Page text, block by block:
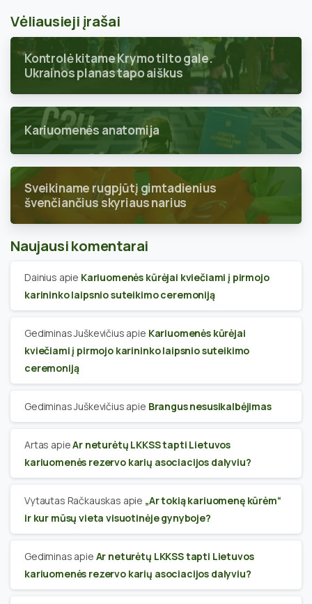
Vėliausieji įrašai
Kontrolė kitame Krymo tilto gale.
Ukrainos planas tapo aiškus
Kariuomenės anatomija
Sveikiname rugpjūtį gimtadienius
švenčiančius skyriaus narius
Naujausi komentarai
Dainius apie Kariuomenės kūrėjai kviečiami į pirmojo
karininko laipsnio suteikimo ceremoniją
Gediminas Juškevičius apie Kariuomenės kūrėjai
kviečiami į pirmojo karininko laipsnio suteikimo
ceremoniją
Gediminas Juškevičius apie Brangus nesusikalbėjimas
Artas apieAr neturėtų LKKSS tapti Lietuvos
kariuomenės rezervo karių asociacijos dalyviu?
Vytautas Račkauskas apie „Ar tokią kariuomenę kūrėm“
ir kur mūsų vieta visuotinėje gynyboje?
Gediminas apie Ar neturėtų LKKSS tapti Lietuvos
kariuomenės rezervo karių asociacijos dalyviu?